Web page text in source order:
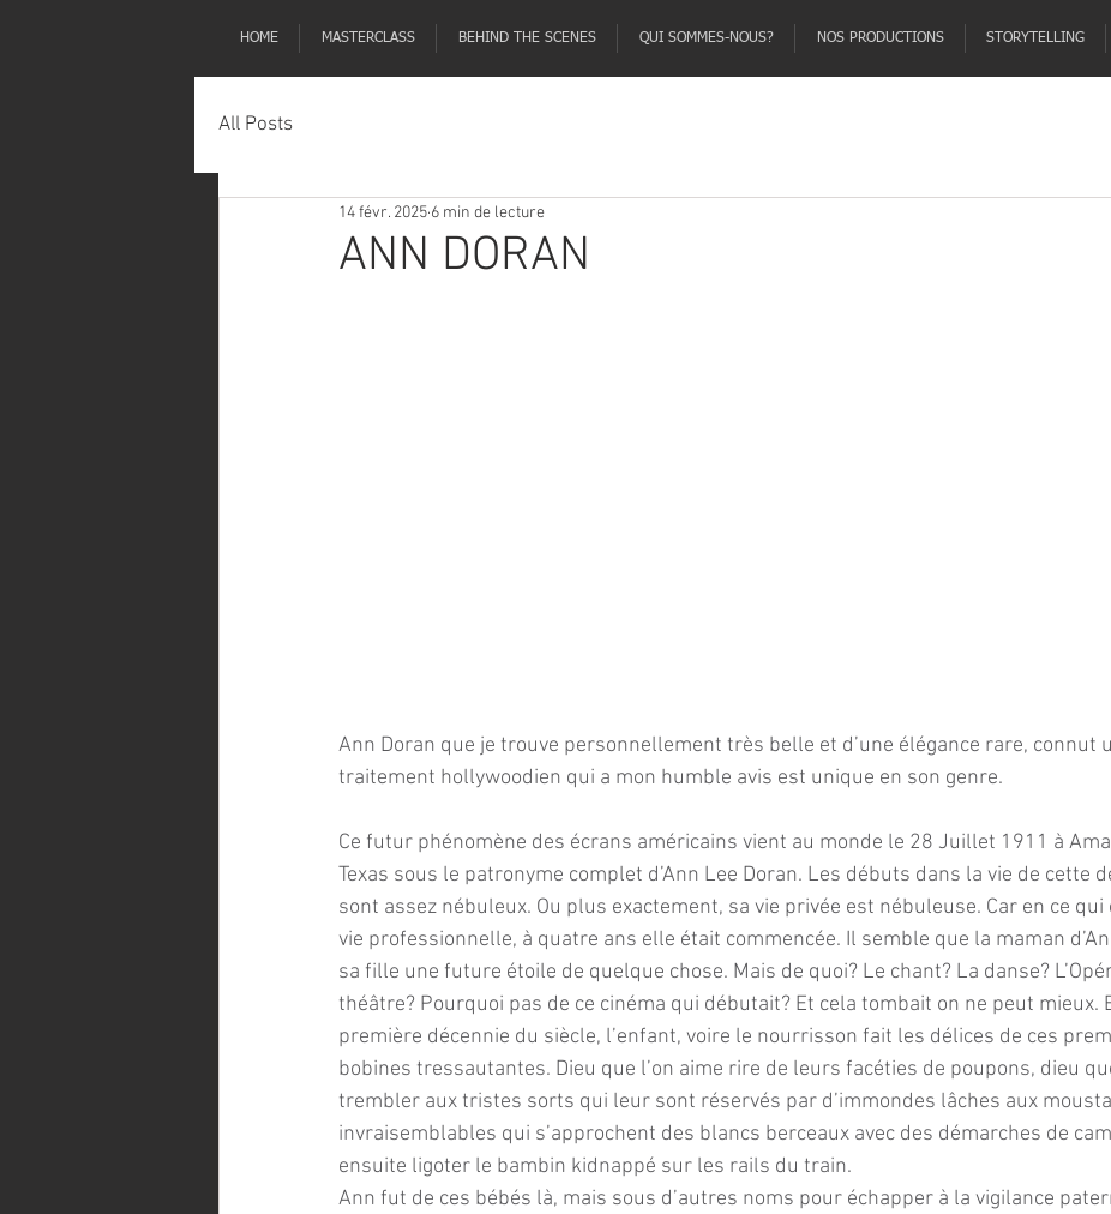
HOME MASTERCLASS BEHIND THE SCENES QUI SOMMES-NOUS? NOS PRODUCTIONS STORYTELLING
All Posts
ANN DORAN
14 févr. 2025 6 min de lecture
Ann Doran que je trouve personnellement très belle et d’une élégance rare, connut
traitement hollywoodien qui a mon humble avis est unique en son genre.
Ce futur phénomène des écrans américains vient au monde le 28 Juillet 1911 à
Texas sous le patronyme complet d’Ann Lee Doran. Les débuts dans la vie de cette
sont assez nébuleux. Ou plus exactement, sa vie privée est nébuleuse. Car en ce qui
vie professionnelle, à quatre ans elle était commencée. Il semble que la maman
sa fille une future étoile de quelque chose. Mais de quoi? Le chant? La danse?
théâtre? Pourquoi pas de ce cinéma qui débutait? Et cela tombait on ne peut mieux.
première décennie du siècle, l’enfant, voire le nourrisson fait les délices de ces
bobines tressautantes. Dieu que l’on aime rire de leurs facéties de poupons, dieu
trembler aux tristes sorts qui leur sont réservés par d’immondes lâches aux
invraisemblables qui s’approchent des blancs berceaux avec des démarches de
ensuite ligoter le bambin kidnappé sur les rails du train.
Ann fut de ces bébés là, mais sous d’autres noms pour échapper à la vigilance